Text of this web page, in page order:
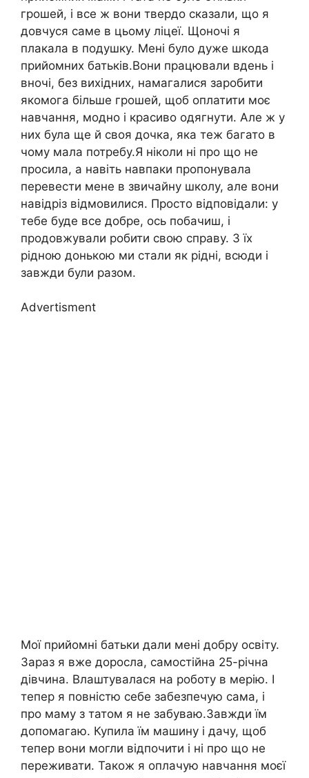
грошей, і все ж вони твердо сказали, що я
довчуся саме в цьому ліцеї. Щоночі я
плакала в подушку. Мені було дуже шкода
прийомних батьків.Вони працювали вдень і
вночі, без вихідних, намагалися заробити
якомога більше грошей, щоб оплатити моє
навчання, модно і красиво одягнути. Але ж у
них була ще й своя дочка, яка теж багато в
чому мала потребу.Я ніколи ні про що не
просила, а навіть навпаки пропонувала
перевести мене в звичайну школу, але вони
навідріз відмовилися. Просто відповідали: у
тебе буде все добре, ось побачиш, і
продовжували робити свою справу. З їх
рідною донькою ми стали як рідні, всюди і
завжди були разом.
Advertisment
Мої прийомні батьки дали мені добру освіту.
Зараз я вже доросла, самостійна 25-річна
дівчина. Влаштувалася на роботу в мерію. І
тепер я повністю себе забезпечую сама, і
про маму з татом я не забуваю.Завжди їм
допомагаю. Купила їм машину і дачу, щоб
тепер вони могли відпочити і ні про що не
переживати. Також я оплачую навчання моєї